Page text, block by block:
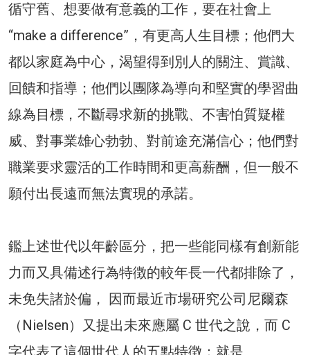
循守舊、想要做有意義的工作，要在社會上
“make a difference”，有更高人生目標；他們大
都以家庭為中心，渴望得到別人的關注、賞識、
回饋和指導；他們以團隊為導向和堅實的學習曲
線為目標，不斷尋求新的挑戰、不害怕質疑權
威、對事業雄心勃勃、對前途充滿信心；他們對
職業要求靈活的工作時間和更高薪酬，但一般不
願付出長遠而無法實現的承諾。
鑑上述世代以年齡區分，把一些能同樣有創新能
力而又具備述行為特徴的較年長一代都排除了，
未免失諸於偏， 因而最近市場研究公司尼爾森
（Nielsen）又提出未來應屬 C 世代之說，而 C